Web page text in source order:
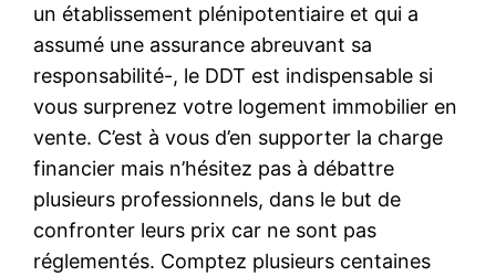
un établissement plénipotentiaire et qui a
assumé une assurance abreuvant sa
responsabilité-, le DDT est indispensable si
vous surprenez votre logement immobilier en
vente. C’est à vous d’en supporter la charge
financier mais n’hésitez pas à débattre
plusieurs professionnels, dans le but de
confronter leurs prix car ne sont pas
réglementés. Comptez plusieurs centaines